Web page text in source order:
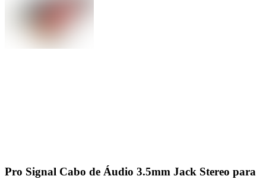
Pro Signal Cabo de Áudio 3.5mm Jack Stereo para